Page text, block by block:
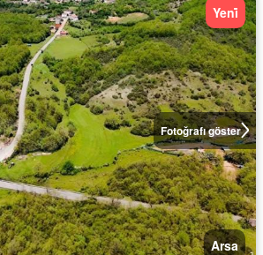
Fotoğrafı göster
Yeni̇
Arsa